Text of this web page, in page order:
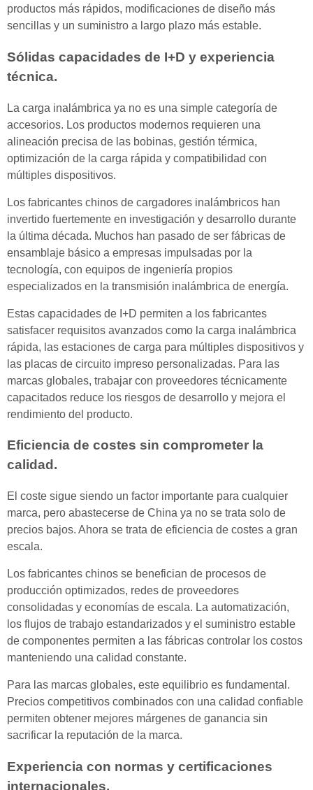
productos más rápidos, modificaciones de diseño más
sencillas y un suministro a largo plazo más estable.
Sólidas capacidades de I+D y experiencia
técnica.
La carga inalámbrica ya no es una simple categoría de
accesorios. Los productos modernos requieren una
alineación precisa de las bobinas, gestión térmica,
optimización de la carga rápida y compatibilidad con
múltiples dispositivos.
Los fabricantes chinos de cargadores inalámbricos han
invertido fuertemente en investigación y desarrollo durante
la última década. Muchos han pasado de ser fábricas de
ensamblaje básico a empresas impulsadas por la
tecnología, con equipos de ingeniería propios
especializados en la transmisión inalámbrica de energía.
Estas capacidades de I+D permiten a los fabricantes
satisfacer requisitos avanzados como la carga inalámbrica
rápida, las estaciones de carga para múltiples dispositivos y
las placas de circuito impreso personalizadas. Para las
marcas globales, trabajar con proveedores técnicamente
capacitados reduce los riesgos de desarrollo y mejora el
rendimiento del producto.
Eficiencia de costes sin comprometer la
calidad.
El coste sigue siendo un factor importante para cualquier
marca, pero abastecerse de China ya no se trata solo de
precios bajos. Ahora se trata de eficiencia de costes a gran
escala.
Los fabricantes chinos se benefician de procesos de
producción optimizados, redes de proveedores
consolidadas y economías de escala. La automatización,
los flujos de trabajo estandarizados y el suministro estable
de componentes permiten a las fábricas controlar los costos
manteniendo una calidad constante.
Para las marcas globales, este equilibrio es fundamental.
Precios competitivos combinados con una calidad confiable
permiten obtener mejores márgenes de ganancia sin
sacrificar la reputación de la marca.
Experiencia con normas y certificaciones
internacionales.